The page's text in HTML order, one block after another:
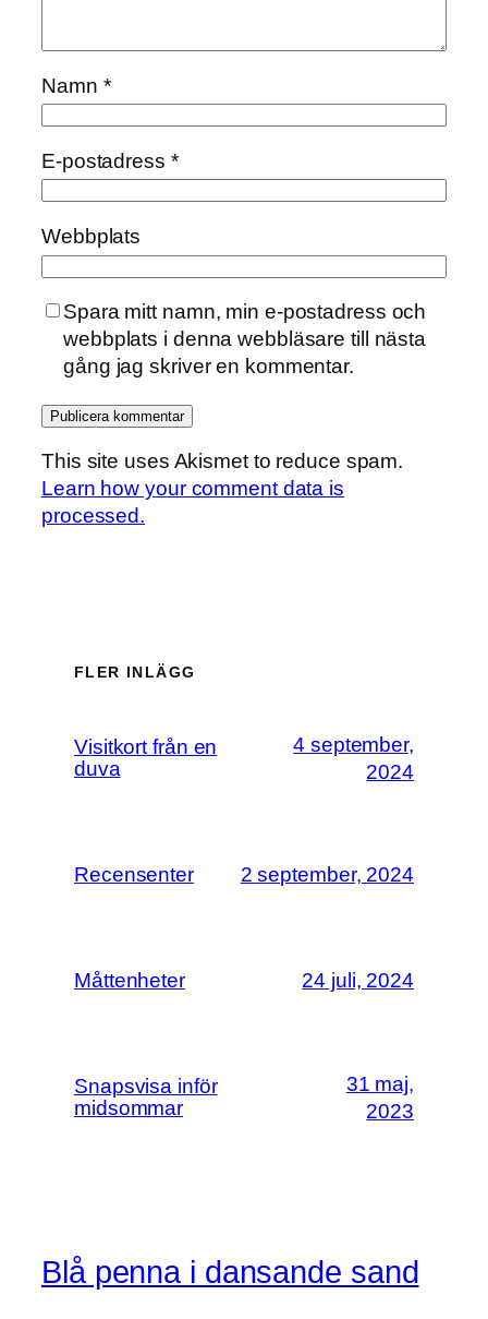
Namn *
E-postadress *
Webbplats
Spara mitt namn, min e-postadress och
webbplats i denna webbläsare till nästa
gång jag skriver en kommentar.
This site uses Akismet to reduce spam.
Learn how your comment data is
processed.
FLER INLÄGG
Visitkort från en
duva
4 september,
2024
Recensenter 2 september, 2024
Måttenheter 24 juli, 2024
Snapsvisa inför
midsommar
31 maj,
2023
Blå penna i dansande sand